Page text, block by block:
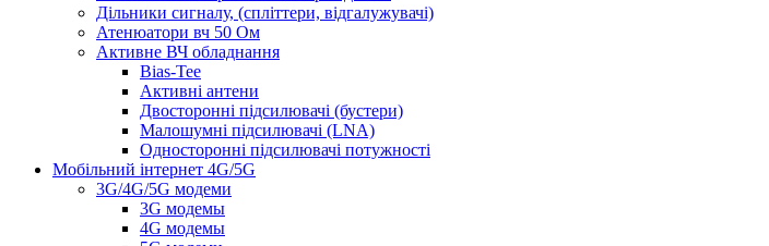
Дільники сигналу, (спліттери, відгалужувачі)
Атенюатори вч 50 Ом
Активне ВЧ обладнання
Bias-Tee
Активні антени
Двосторонні підсилювачі (бустери)
Малошумні підсилювачі (LNA)
Односторонні підсилювачі потужності
Мобільний інтернет 4G/5G
3G/4G/5G модеми
3G модемы
4G модемы